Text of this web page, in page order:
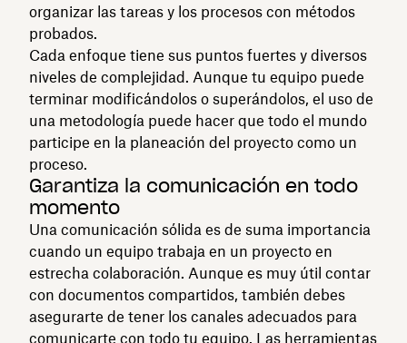
organizar las tareas y los procesos con métodos
probados.
Cada enfoque tiene sus puntos fuertes y diversos
niveles de complejidad. Aunque tu equipo puede
terminar modificándolos o superándolos, el uso de
una metodología puede hacer que todo el mundo
participe en la planeación del proyecto como un
proceso.
Garantiza la comunicación en todo
momento
Una comunicación sólida es de suma importancia
cuando un equipo trabaja en un proyecto en
estrecha colaboración. Aunque es muy útil contar
con documentos compartidos, también debes
asegurarte de tener los canales adecuados para
comunicarte con todo tu equipo. Las herramientas